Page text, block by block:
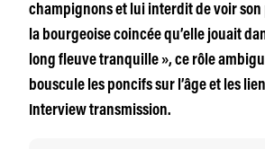
champignons et lui interdit de voir
la bourgeoise coincée qu’elle jouait
long fleuve tranquille », ce rôle
bouscule les poncifs sur l’âge et les
Interview transmission.